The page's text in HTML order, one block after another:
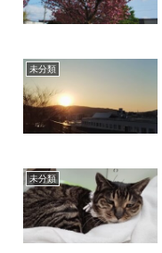
未分類
未分類